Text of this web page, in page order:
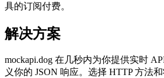
具的订阅付费。
解决方案
mockapi.dog 在几秒内为你提供实时
义你的 JSON 响应。选择 HTTP 方法